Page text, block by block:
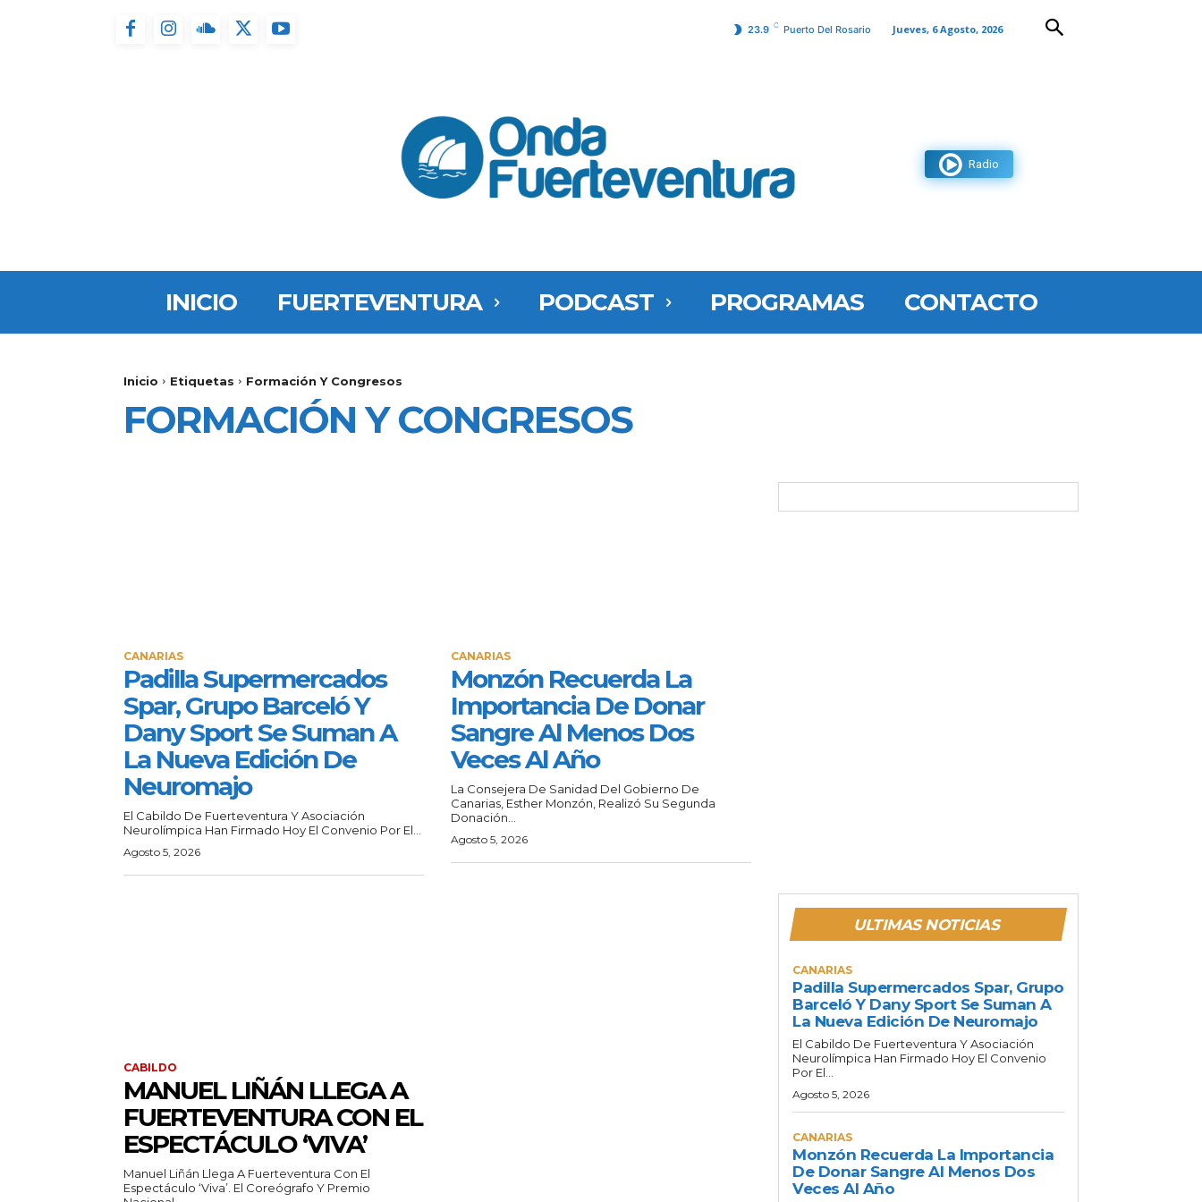
23.9 C Puerto Del Rosario Jueves, 6 Agosto, 2026
Radio
INICIO FUERTEVENTURA PODCAST PROGRAMAS CONTACTO
Inicio Etiquetas Formación Y Congresos
FORMACIÓN Y CONGRESOS
CANARIAS
Padilla Supermercados
Spar, Grupo Barceló Y
Dany Sport Se Suman A
La Nueva Edición De
Neuromajo
El Cabildo De Fuerteventura Y Asociación
Neurolímpica Han Firmado Hoy El Convenio Por El...
Agosto 5, 2026
CANARIAS
Monzón Recuerda La
Importancia De Donar
Sangre Al Menos Dos
Veces Al Año
La Consejera De Sanidad Del Gobierno De
Canarias, Esther Monzón, Realizó Su Segunda
Donación...
Agosto 5, 2026
CABILDO
MANUEL LIÑÁN LLEGA A
FUERTEVENTURA CON EL
ESPECTÁCULO ‘VIVA’
Manuel Liñán Llega A Fuerteventura Con El
Espectáculo ‘Viva’. El Coreógrafo Y Premio
ULTIMAS NOTICIAS
CANARIAS
Padilla Supermercados Spar, Grupo
Barceló Y Dany Sport Se Suman A
La Nueva Edición De Neuromajo
El Cabildo De Fuerteventura Y Asociación
Neurolímpica Han Firmado Hoy El Convenio
Por El...
Agosto 5, 2026
CANARIAS
Monzón Recuerda La Importancia
De Donar Sangre Al Menos Dos
Veces Al Año